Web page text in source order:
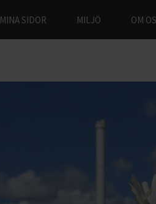
MINA SIDOR MILJÖ OM